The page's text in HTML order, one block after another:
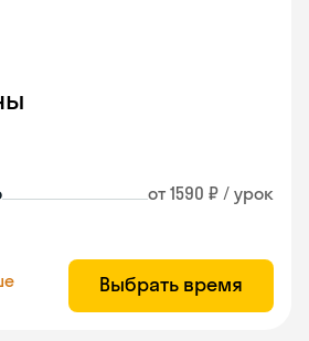
от 1590 ₽ / урок
Выбрать время